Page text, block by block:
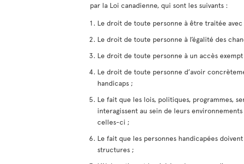
par la Loi canadienne, qui sont les suivants :
Le droit de toute personne à être traitée
Le droit de toute personne à l’égalité des
Le droit de toute personne à un accès
Le droit de toute personne d’avoir
handicaps ;
Le fait que les lois, politiques, programmes,
interagissent au sein de leurs
celles-ci ;
Le fait que les personnes handicapées
structures ;